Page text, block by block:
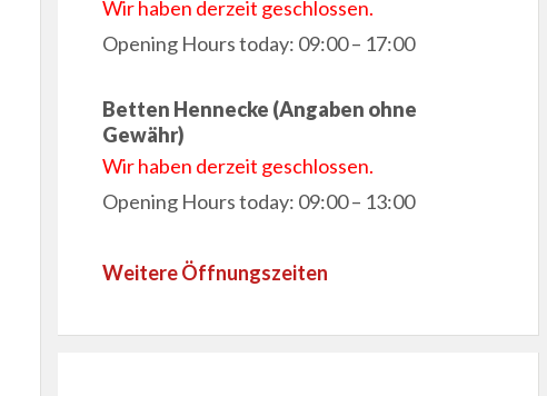
Wir haben derzeit geschlossen.
Opening Hours today: 09:00 – 17:00
Betten Hennecke (Angaben ohne
Gewähr)
Wir haben derzeit geschlossen.
Opening Hours today: 09:00 – 13:00
Weitere Öffnungszeiten